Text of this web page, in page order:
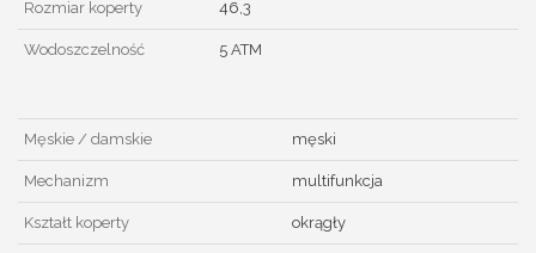
Rozmiar koperty 46,3
Wodoszczelność 5 ATM
Męskie / damskie męski
Mechanizm multifunkcja
Kształt koperty okrągły